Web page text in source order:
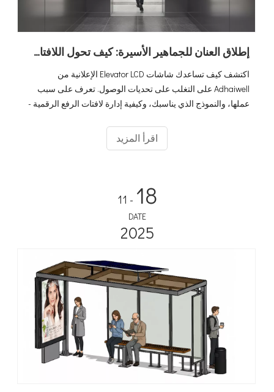
إطلاق العنان للجماهير الأسيرة: كيف تحول اللافتات الرقمية لمصعد Adhaiwell المصاعد إلى آلات للإيرادات
اكتشف كيف تساعدك شاشات Elevator LCD الإعلانية من
Adhaiwell على التغلب على تحديات الوصول. تعرف على سبب
عملها، والنموذج الذي يناسبك، وكيفية إدارة لافتات الرفع الرقمية -
اقرأ المزيد
18
- 11
DATE
2025